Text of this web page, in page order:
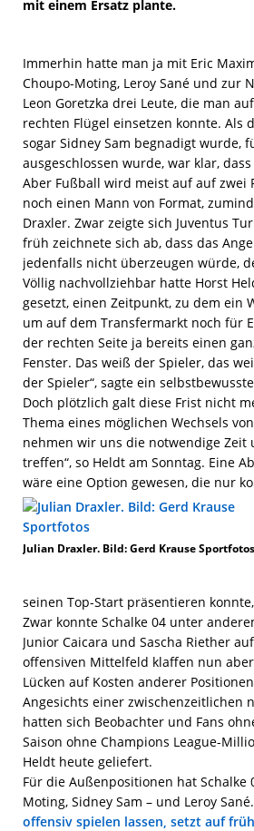
mit einem Ersatz plante.
Immerhin hatte man ja mit Eric
Choupo-Moting, Leroy Sané und zur
Leon Goretzka drei Leute, die man
rechten Flügel einsetzen konnte. Als
sogar Sidney Sam begnadigt wurde,
ausgeschlossen wurde, war klar,
Aber Fußball wird meist auf auf zwei
noch einen Mann von Format,
Draxler. Zwar zeigte sich Juventus
früh zeichnete sich ab, dass das
jedenfalls nicht überzeugen würde,
Völlig nachvollziehbar hatte Horst
gesetzt, einen Zeitpunkt, zu dem ein
um auf dem Transfermarkt noch für
der rechten Seite ja bereits einen
Fenster. Das weiß der Spieler, das
der Spieler“, sagte ein
Doch plötzlich galt diese Frist nicht
Thema eines möglichen Wechsels
nehmen wir uns die notwendige Zeit
treffen“, so Heldt am Sonntag. Eine
wäre eine Option gewesen, die nur
Julian Draxler. Bild: Gerd Krause Sportfotos
seinen Top-Start präsentieren
Zwar konnte Schalke 04 unter
Junior Caicara und Sascha Riether
offensiven Mittelfeld klaffen nun
Lücken auf Kosten anderer
Angesichts einer zwischenzeitlichen
hatten sich Beobachter und Fans
Saison ohne Champions League-
Heldt heute geliefert.
Für die Außenpositionen hat
Moting, Sidney Sam – und Leroy
offensiv spielen lassen, setzt auf